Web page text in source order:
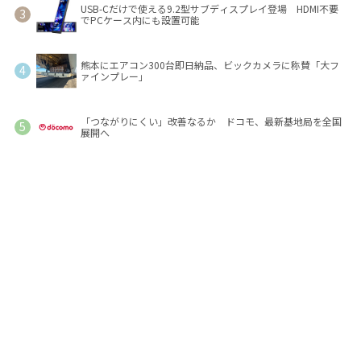
USB-Cだけで使える9.2型サブディスプレイ登場 HDMI不要
でPCケース内にも設置可能
熊本にエアコン300台即日納品、ビックカメラに称賛「大フ
ァインプレー」
「つながりにくい」改善なるか ドコモ、最新基地局を全国
展開へ